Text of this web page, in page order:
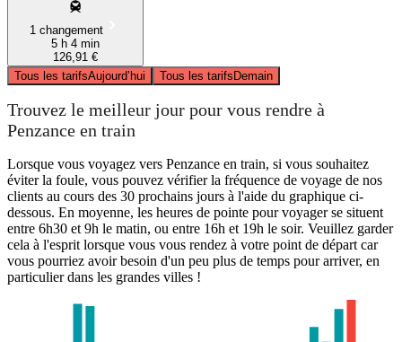
1 changement
5 h 4 min
126,91 €
Tous les tarifsAujourd’hui Tous les tarifsDemain
Trouvez le meilleur jour pour vous rendre à
Penzance en train
Lorsque vous voyagez vers Penzance en train, si vous souhaitez
éviter la foule, vous pouvez vérifier la fréquence de voyage de nos
clients au cours des 30 prochains jours à l'aide du graphique ci-
dessous. En moyenne, les heures de pointe pour voyager se situent
entre 6h30 et 9h le matin, ou entre 16h et 19h le soir. Veuillez garder
cela à l'esprit lorsque vous vous rendez à votre point de départ car
vous pourriez avoir besoin d'un peu plus de temps pour arriver, en
particulier dans les grandes villes !